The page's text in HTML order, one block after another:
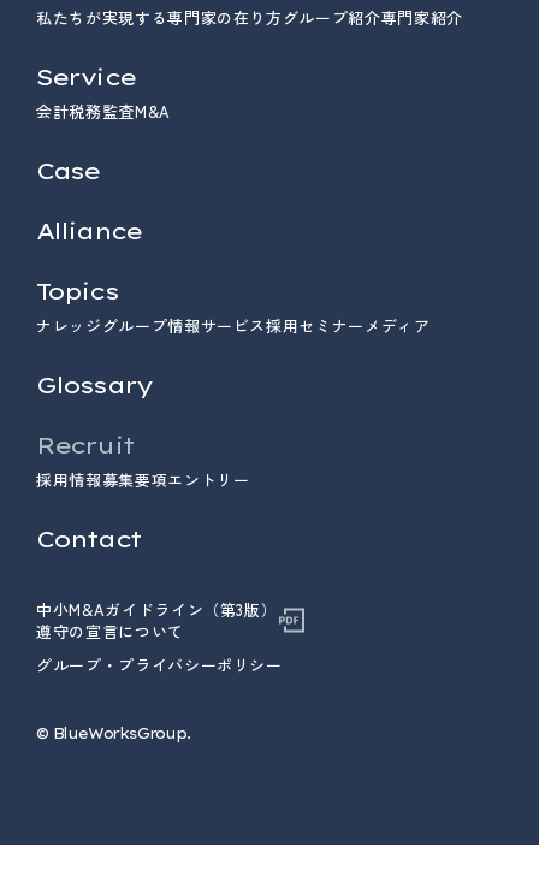
私たちが実現する専門家の在り方 グループ紹介専門家紹介
Service
会計税務監査M&A
Case
Alliance
Topics
ナレッジ グループ情報サービス採用セミナー メディア
Glossary
Recruit
採用情報募集要項エントリー
Contact
中小M&Aガイドライン（第3版）
遵守の宣言について
グループ・プライバシーポリシー
© ︎BlueWorksGroup.